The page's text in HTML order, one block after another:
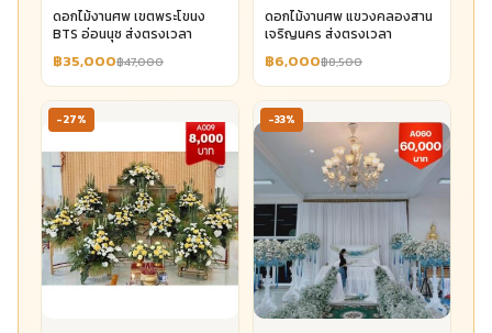
ดอกไม้งานศพ เขตพระโขนง
BTS อ่อนนุช ส่งตรงเวลา
฿35,000฿47,000
ดอกไม้งานศพ แขวงคลองสาน
เจริญนคร ส่งตรงเวลา
฿6,000฿8,500
-27% -33%